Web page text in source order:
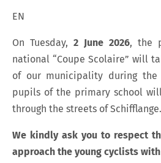
EN
On Tuesday, 2 June 2026, the
national “Coupe Scolaire” will
of our municipality during the
pupils of the primary school
through the streets of Schifflange.
We kindly ask you to respect
approach the young cyclists